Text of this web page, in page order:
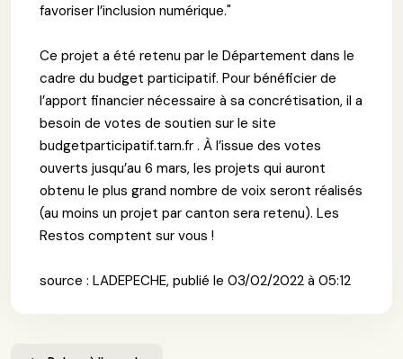
favoriser l’inclusion numérique."
Ce projet a été retenu par le Département dans le
cadre du budget participatif. Pour bénéficier de
l’apport financier nécessaire à sa concrétisation, il a
besoin de votes de soutien sur le site
budgetparticipatif.tarn.fr . À l’issue des votes
ouverts jusqu’au 6 mars, les projets qui auront
obtenu le plus grand nombre de voix seront réalisés
(au moins un projet par canton sera retenu). Les
Restos comptent sur vous !
source : LADEPECHE, publié le 03/02/2022 à 05:12